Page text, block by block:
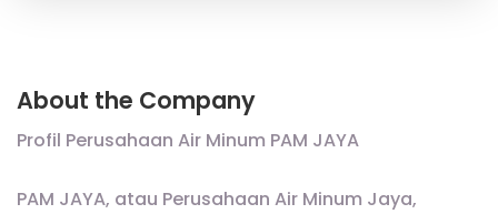
About the Company
Profil Perusahaan Air Minum PAM JAYA
PAM JAYA, atau Perusahaan Air Minum Jaya,